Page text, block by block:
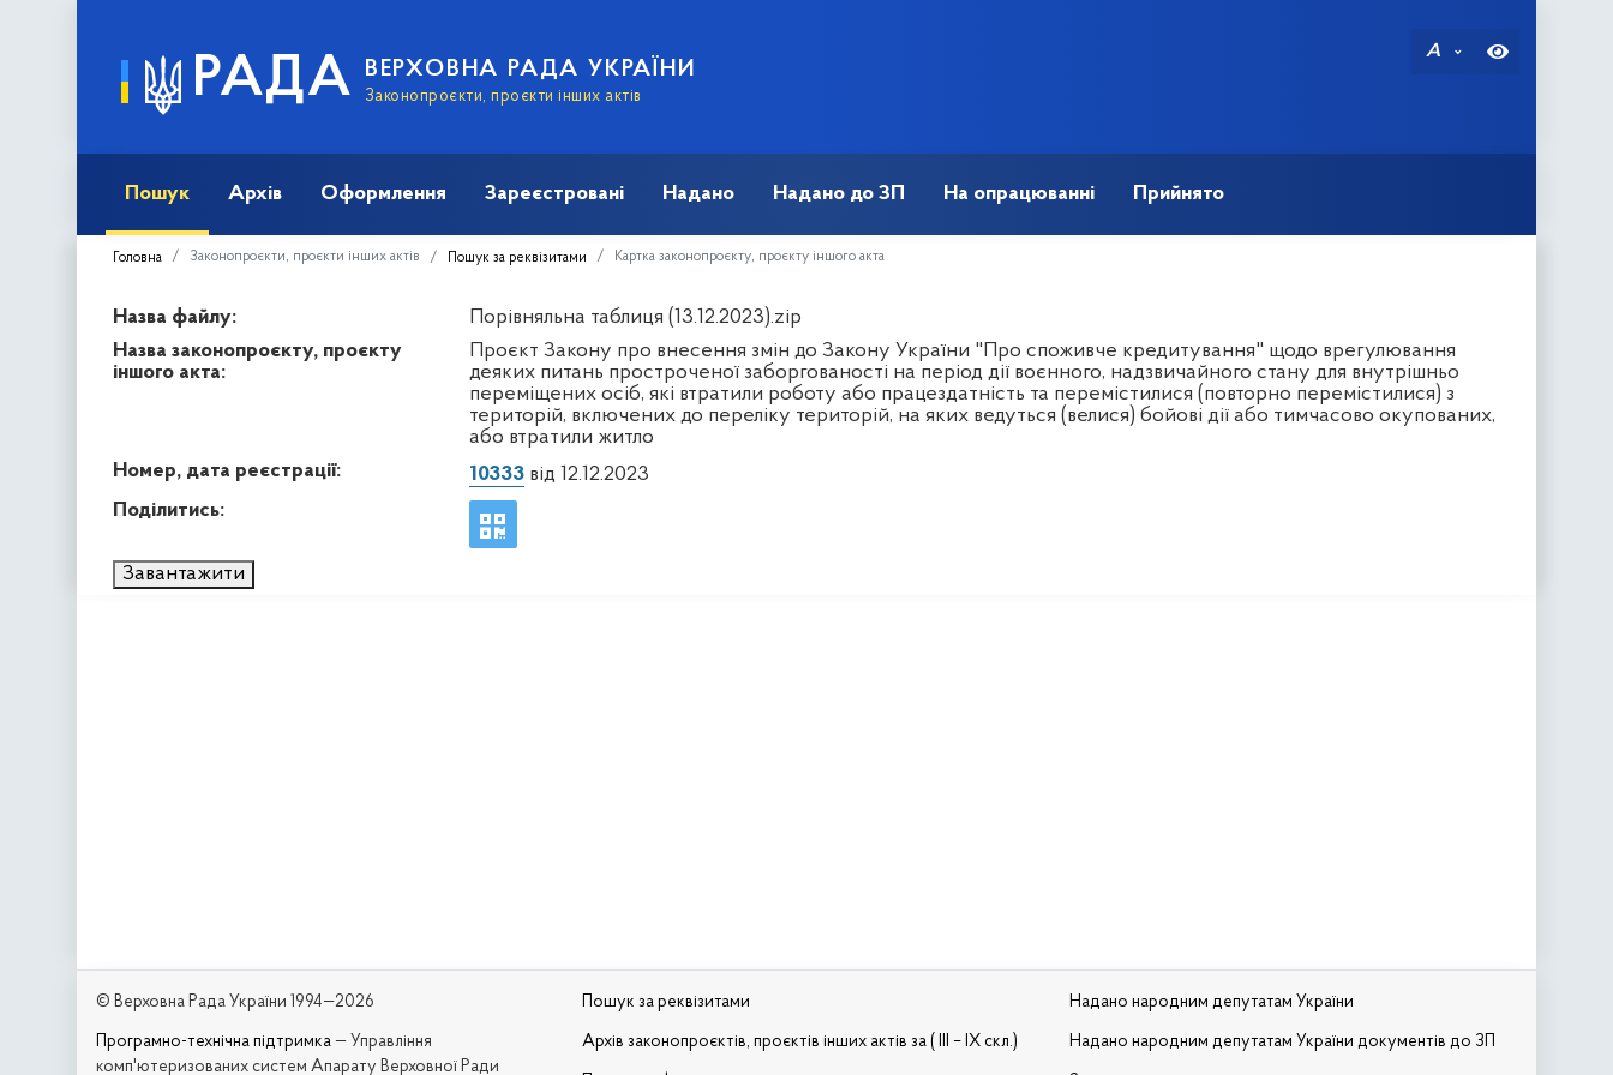
РАДА ВЕРХОВНА РАДА УКРАЇНИ
Законопроєкти, проєкти інших актів
A
Пошук Архів Оформлення Зареєстровані Надано Надано до ЗП На опрацюванні Прийнято
Головна Законопроєкти, проєкти інших актів Пошук за реквізитами Картка законопроєкту, проєкту іншого акта
Назва файлу:
Порівняльна таблиця (13.12.2023).zip
Назва законопроєкту, проєкту
іншого акта:
Проєкт Закону про внесення змін до Закону України "Про споживче кредитування" щодо врегулювання
деяких питань простроченої заборгованості на період дії воєнного, надзвичайного стану для внутрішньо
переміщених осіб, які втратили роботу або працездатність та перемістилися (повторно перемістилися) з
територій, включених до переліку територій, на яких ведуться (велися) бойові дії або тимчасово окупованих,
або втратили житло
Номер, дата реєстрації:
10333від 12.12.2023
Поділитись:
Завантажити
© Верховна Рада України 1994—2026
Програмно-технічна підтримка — Управління
комп'ютеризованих систем Апарату Верховної Ради
Пошук за реквізитами
Архів законопроєктів, проєктів інших актів за ( III – IX скл.)
Надано народним депутатам України
Надано народним депутатам України документів до ЗП